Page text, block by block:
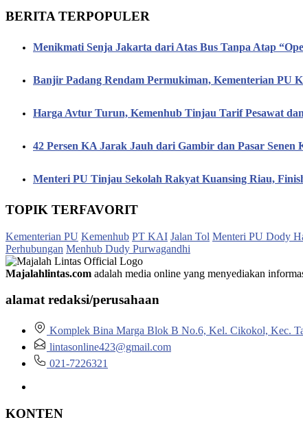
BERITA TERPOPULER
Menikmati Senja Jakarta dari Atas Bus Tanpa Atap
Banjir Padang Rendam Permukiman, Kementerian PU
Harga Avtur Turun, Kemenhub Tinjau Tarif Pesawat
42 Persen KA Jarak Jauh dari Gambir dan Pasar
Menteri PU Tinjau Sekolah Rakyat Kuansing Riau,
TOPIK TERFAVORIT
Kementerian PU Kemenhub PT KAI Jalan Tol Menteri PU Dody
Perhubungan Menhub Dudy Purwagandhi
Majalahlintas.com adalah media online yang menyediakan
alamat redaksi/perusahaan
Komplek Bina Marga Blok B No.6, Kel. Cikokol, Kec.
lintasonline423@gmail.com
021-7226321
KONTEN